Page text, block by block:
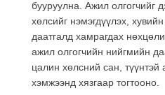
бууруулна. Ажил олгогчийг
хөлсийг нэмэгдүүлэх,
даатгалд хамрагдах
ажил олгогчийн нийгмийн
цалин хөлсний сан, түүнтэй
хэмжээнд хязгаар тогтооно.